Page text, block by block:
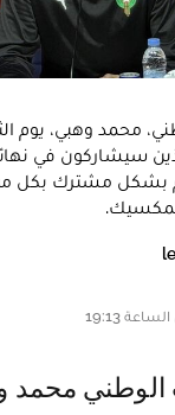
محمد وهبي، يوم
سيشاركون في
بشكل مشترك بكل